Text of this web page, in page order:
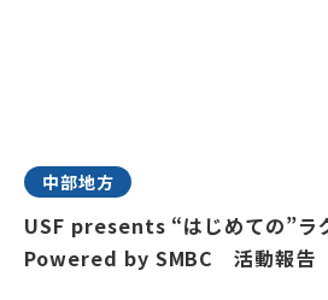
中部地方
USF presents “はじめての”ラ
Powered by SMBC 活動報告